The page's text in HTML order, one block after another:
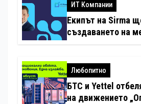
ИТ Компании
Екипът на Sirma
създаването на
хотелиерството
Любопитно
БТС и Yettel
на движението